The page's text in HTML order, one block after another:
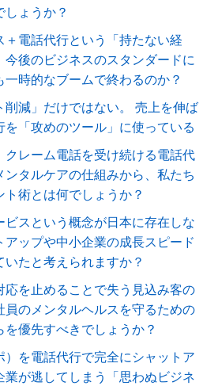
しょうか？
＋電話代行という「持たない経
今後のビジネスのスタンダードに
一時的なブームで終わるのか？
削減」だけではない。 売上を伸ば
を「攻めのツール」に使っている
クレーム電話を受け続ける電話代
ンタルケアの仕組みから、私たち
術とは何でしょうか？
ビスという概念が日本に存在しな
アップや中小企業の成長スピード
たと考えられますか？
応を止めることで失う見込み客の
員のメンタルヘルスを守るための
を優先すべきでしょうか？
）を電話代行で完全にシャットア
業が逃してしまう「思わぬビジネ